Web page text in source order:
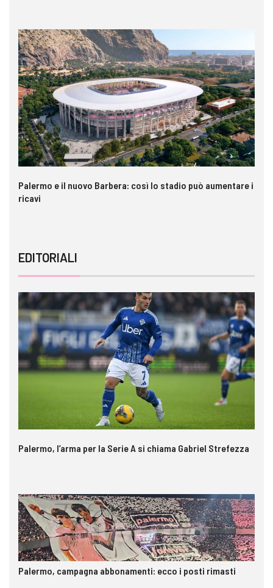
Palermo e il nuovo Barbera: così lo stadio può aumentare i
ricavi
EDITORIALI
Palermo, l’arma per la Serie A si chiama Gabriel Strefezza
Palermo, campagna abbonamenti: ecco i posti rimasti